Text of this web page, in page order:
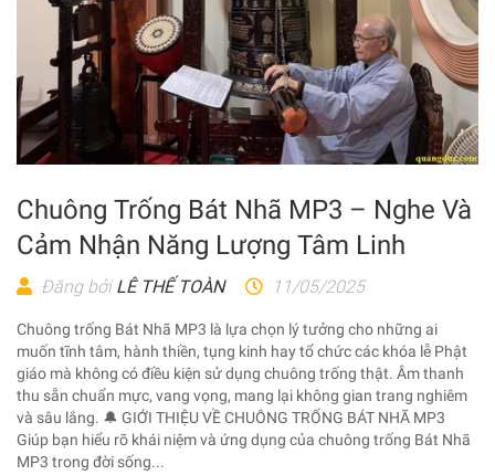
Chuông Trống Bát Nhã MP3 – Nghe Và
Cảm Nhận Năng Lượng Tâm Linh
Đăng bởi LÊ THẾ TOÀN 11/05/2025
Chuông trống Bát Nhã MP3 là lựa chọn lý tưởng cho những ai
muốn tĩnh tâm, hành thiền, tụng kinh hay tổ chức các khóa lễ Phật
giáo mà không có điều kiện sử dụng chuông trống thật. Âm thanh
thu sẵn chuẩn mực, vang vọng, mang lại không gian trang nghiêm
và sâu lắng. 🔔 GIỚI THIỆU VỀ CHUÔNG TRỐNG BÁT NHÃ MP3
Giúp bạn hiểu rõ khái niệm và ứng dụng của chuông trống Bát Nhã
MP3 trong đời sống...